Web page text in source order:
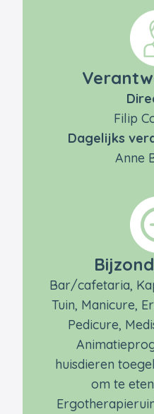
Filip
Dagelijks
Anne
Bar/cafetaria,
Tuin, Manicure,
Pedicure,
huisdieren
om te